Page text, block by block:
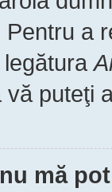
a
legătura
puteţi
mă